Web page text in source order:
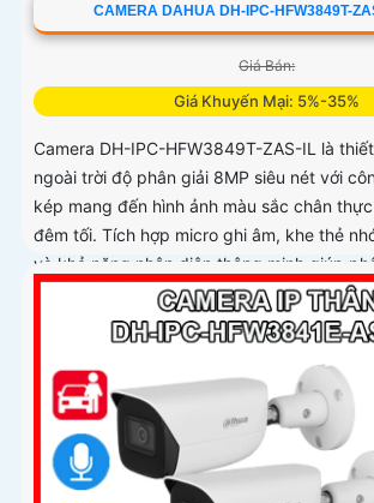
CAMERA DAHUA DH-IPC-HFW3849T-
Giá Bán:
Giá Khuyến Mại: 5%-35%
Camera DH-IPC-HFW3849T-ZAS-IL là
ngoài trời độ phân giải 8MP siêu nét với
kép mang đến hình ảnh màu sắc chân
đêm tối. Tích hợp micro ghi âm, khe thẻ
và khả năng nhận diện thông minh giúp
xác giữa người và xe, nâng cao hiệu quả
kế chuẩn IP67 chống bụi nước và hỗ trợ